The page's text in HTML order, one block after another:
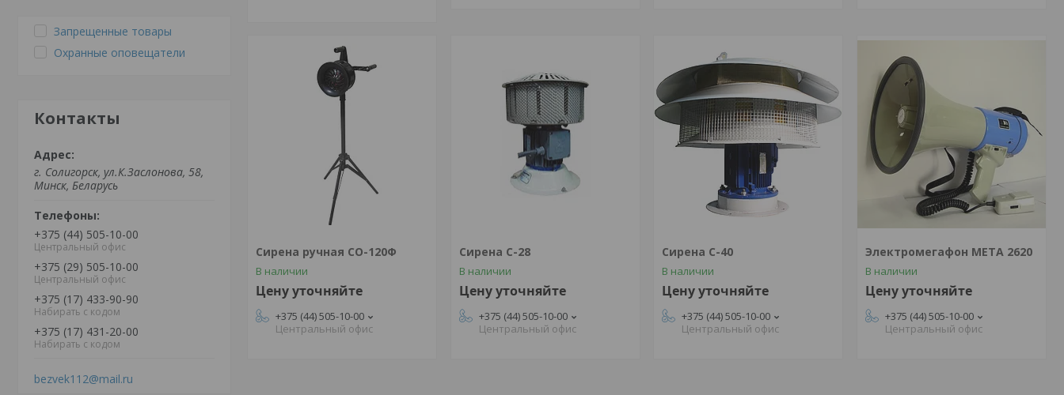
Запрещенные товары
Охранные оповещатели
Контакты
г. Солигорск, ул.К.Заслонова, 58,
Минск, Беларусь
+375 (44) 505-10-00
Центральный офис
+375 (29) 505-10-00
Центральный офис
+375 (17) 433-90-90
Набирать с кодом
+375 (17) 431-20-00
Набирать с кодом
bezvek112@mail.ru
Сирена ручная СО-120Ф
В наличии
Цену уточняйте
+375 (44) 505-10-00
Центральный офис
Сирена С-28
В наличии
Цену уточняйте
+375 (44) 505-10-00
Центральный офис
Сирена С-40
В наличии
Цену уточняйте
+375 (44) 505-10-00
Центральный офис
Электромегафон МЕТА 2620
В наличии
Цену уточняйте
+375 (44) 505-10-00
Центральный офис